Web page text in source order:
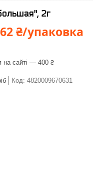
2г
₴/упаковка
на сайті — 400 ₴
Код: 4820009670631